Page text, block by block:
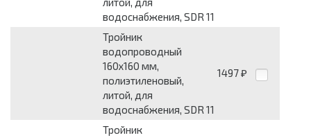
водоснабжения, SDR 11
Тройник
водопроводный
160x160 мм,
полиэтиленовый,
литой, для
водоснабжения, SDR 11
1497 ₽
Тройник